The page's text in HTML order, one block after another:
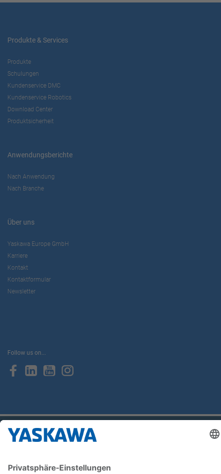
Produkte & Services
Produkte
Schulungen
Kundenservice DMC
Kundenservice Robotics
Download Center
Produktsicherheit
Anwendungsberichte
Nach Anwendung
Nach Branche
Über uns
Yaskawa Europe GmbH
Karriere
Kontakt
Kontaktformular
Newsletter
Follow us on...
Whistleblowing